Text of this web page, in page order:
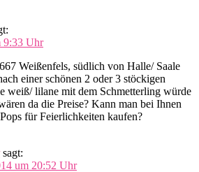
9:33 Uhr
Weißenfels, südlich von Halle/ Saale
einer schönen 2 oder 3 stöckigen
weiß/ lilane mit dem Schmetterling würde
da die Preise? Kann man bei Ihnen
für Feierlichkeiten kaufen?
sagt:
um 20:52 Uhr